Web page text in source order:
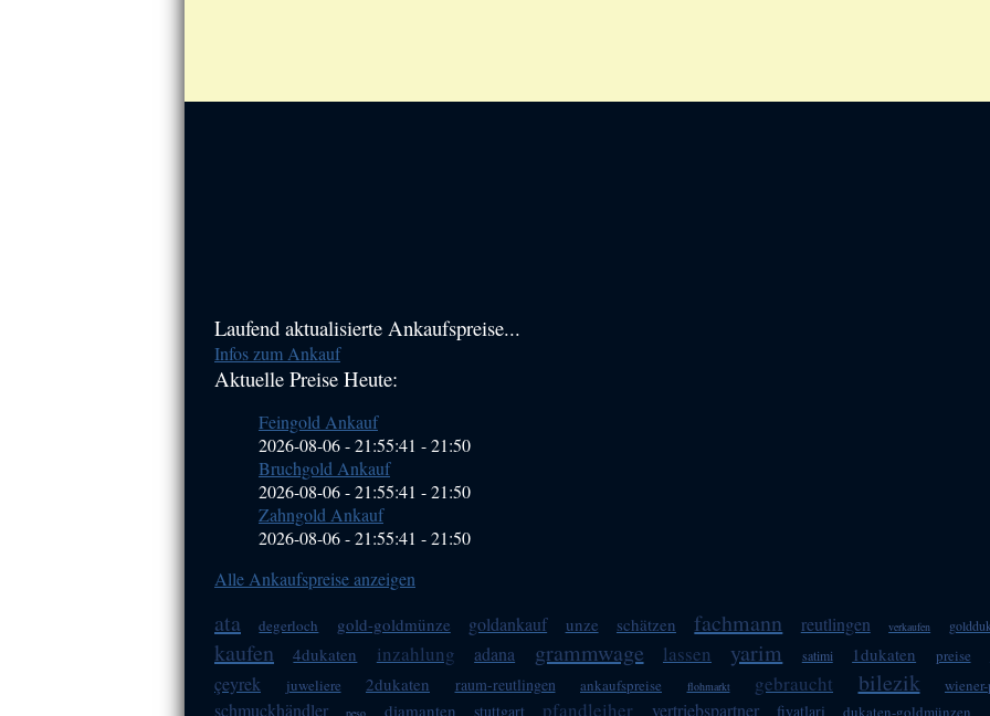
Haupt-
Sidebar
Laufend aktualisierte Ankaufspreise...
Infos zum Ankauf
Aktuelle Preise Heute:
Feingold Ankauf
2026-08-06 - 21:55:41 -21:50
Bruchgold Ankauf
2026-08-06 - 21:55:41 -21:50
Zahngold Ankauf
2026-08-06 - 21:55:41 -21:50
Alle Ankaufspreise anzeigen
ata degerloch gold-goldmünze goldankauf unze schätzen fachmann reutlingen verkaufen
kaufen 4dukaten inzahlung adana grammwage lassen yarim satimi 1dukaten preise
çeyrek juweliere 2dukaten raum-reutlingen ankaufspreise flohmarkt gebraucht bilezik
schmuckhändler peso diamanten stuttgart pfandleiher vertriebspartner fiyatlari dukaten-goldmünzen